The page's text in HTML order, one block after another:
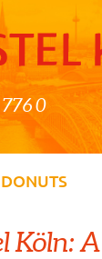
776 0
DONUTS
Köln: